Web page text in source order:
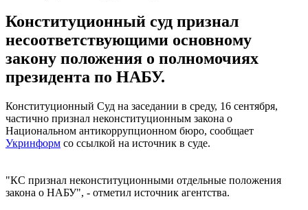
Конституционный суд признал
несоответствующими основному
закону положения о полномочиях
президента по НАБУ.
Конституционный Суд на заседании в среду, 16 сентября,
частично признал неконституционным закона о
Национальном антикоррупционном бюро, сообщает
Укринформ со ссылкой на источник в суде.
"КС признал неконституционными отдельные положения
закона о НАБУ", - отметил источник агентства.